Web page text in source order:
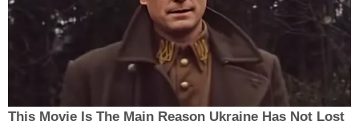
This Movie Is The Main Reason Ukraine Has Not Lost